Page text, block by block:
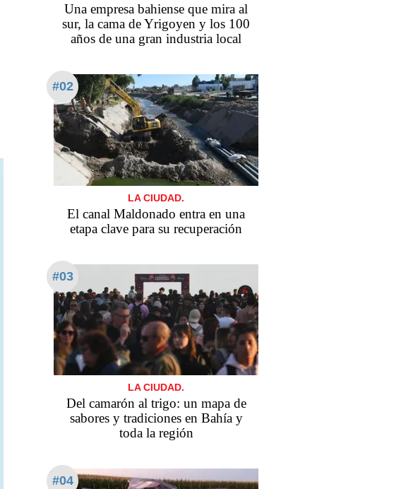
Una empresa bahiense que mira al
sur, la cama de Yrigoyen y los 100
años de una gran industria local
#02
LA CIUDAD.
El canal Maldonado entra en una
etapa clave para su recuperación
#03
LA CIUDAD.
Del camarón al trigo: un mapa de
sabores y tradiciones en Bahía y
toda la región
#04